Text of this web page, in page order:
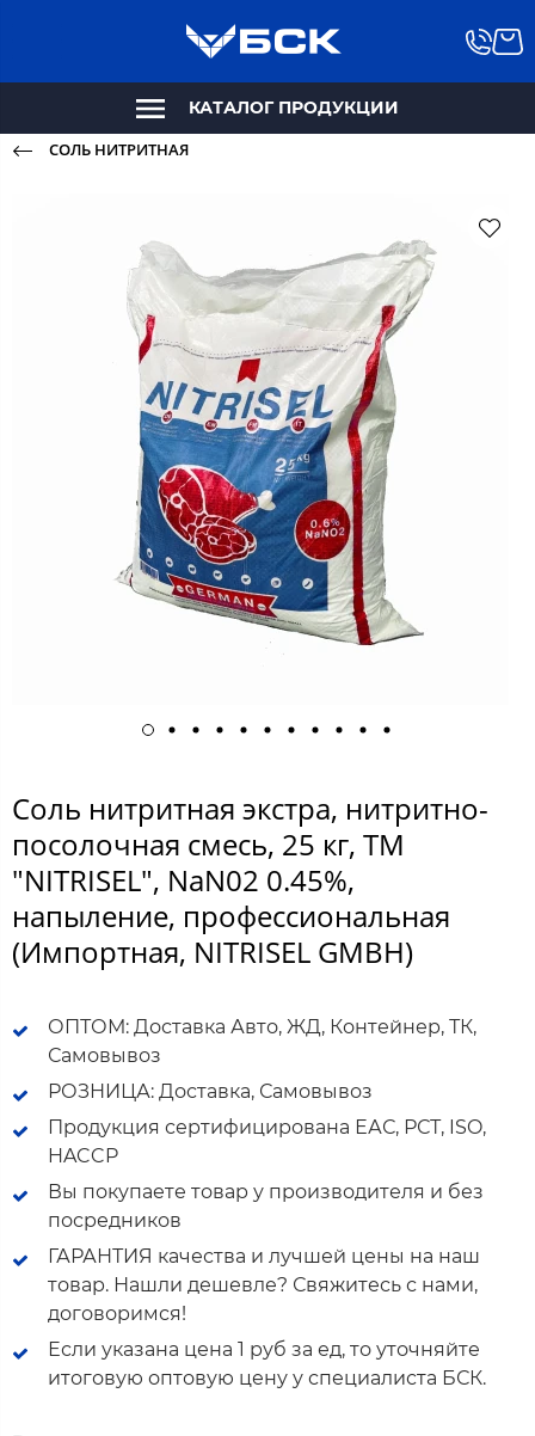
КАТАЛОГ ПРОДУКЦИИ
СОЛЬ НИТРИТНАЯ
Соль нитритная экстра, нитритно-
посолочная смесь, 25 кг, ТМ
"NITRISEL", NaN02 0.45%,
напыление, профессиональная
(Импортная, NITRISEL GMBH)
ОПТОМ: Доставка Авто, ЖД, Контейнер, ТК,
Самовывоз
РОЗНИЦА: Доставка, Самовывоз
Продукция сертифицирована ЕАС, РСТ, ISO,
HACCP
Вы покупаете товар у производителя и без
посредников
ГАРАНТИЯ качества и лучшей цены на наш
товар. Нашли дешевле? Свяжитесь с нами,
договоримся!
Если указана цена 1 руб за ед, то уточняйте
итоговую оптовую цену у специалиста БСК.